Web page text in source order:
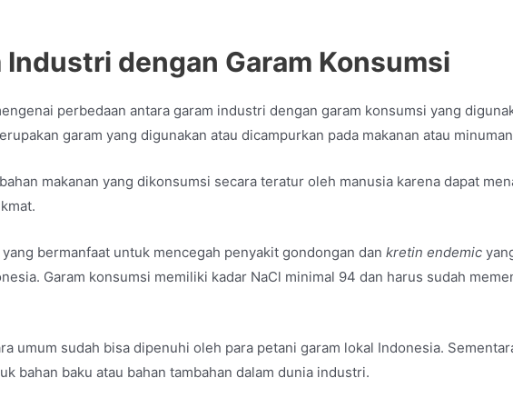
Industri dengan Garam Konsumsi
perbedaan antara garam industri dengan garam konsumsi yang
garam yang digunakan atau dicampurkan pada makanan atau
makanan yang dikonsumsi secara teratur oleh manusia karena dapat
bermanfaat untuk mencegah penyakit gondongan dan kretin endemic
Garam konsumsi memiliki kadar NaCl minimal 94 dan harus sudah
umum sudah bisa dipenuhi oleh para petani garam lokal Indonesia.
bahan baku atau bahan tambahan dalam dunia industri.